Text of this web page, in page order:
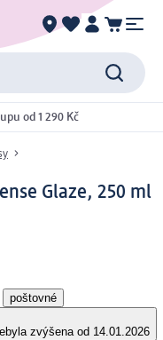
od 1 290 Kč
Glaze, 250 ml
poštovné
zvýšena od 14.01.2026